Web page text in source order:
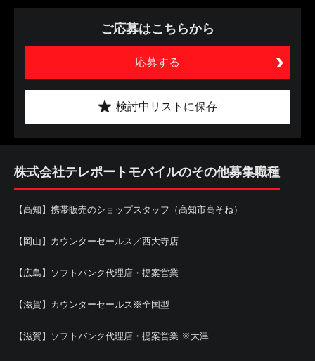
ご応募はこちらから
応募する
検討中リストに保存
株式会社テレポートモバイルのその他募集職種
【高知】携帯販売のショップスタッフ（高知市高そね）
【岡山】カウンターセールス／西大寺店
【広島】ソフトバンク代理店・提案営業
【滋賀】カウンターセールス※全国型
【滋賀】ソフトバンク代理店・提案営業 ※大津